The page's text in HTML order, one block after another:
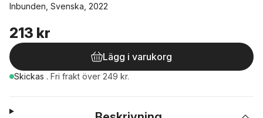
Inbunden, Svenska, 2022
213 kr
Lägg i varukorg
Skickas . Fri frakt över 249 kr.